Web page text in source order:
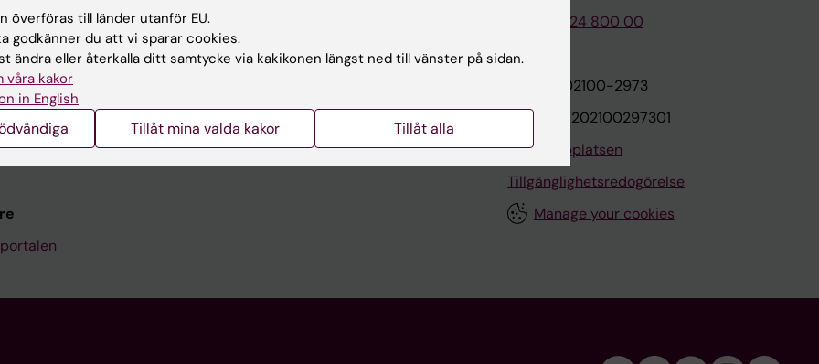
Jobba på KI
Kontakta presstjänsten
Tel: 08-524 800 00
Org.nr: 202100-2973
VAT.nr: SE202100297301
Om webbplatsen
Tillgänglighetsredogörelse
Manage your cookies
överföras till länder utanför EU.
godkänner du att vi sparar cookies.
ändra eller återkalla ditt samtycke via kakikonen längst ned till vänster på sidan.
våra kakor
in English
Tillåt mina valda kakor Tillåt alla